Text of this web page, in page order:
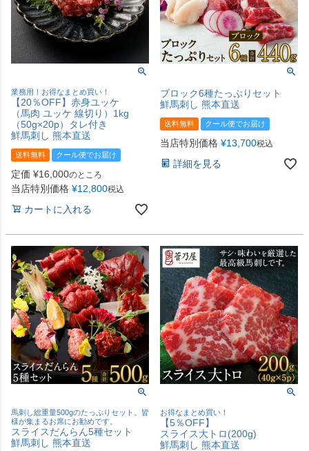
業務用！お得なまとめ買い！
【20％OFF】赤身ユッケ
（馬肉 ユッケ 線切り）1kg
（50g×20p）タレ付き
鮮馬刺し 熊本直送
送料無料 クール便でお届け
定価 ¥16,000のところ
当店特別価格 ¥12,800税込
カートに入れる
ブロック6種たっぷりセット
鮮馬刺し 熊本直送
送料無料 クール便でお届け
当店特別価格 ¥13,700税込
詳細を見る
馬刺し総重量500gのたっぷりセット。皆
様が集まるお席にお勧めです。
スライスだんらん5種セット
鮮馬刺し 熊本直送
お得なまとめ買い！
【5％OFF】
スライス大トロ(200g)
鮮馬刺し 熊本直送